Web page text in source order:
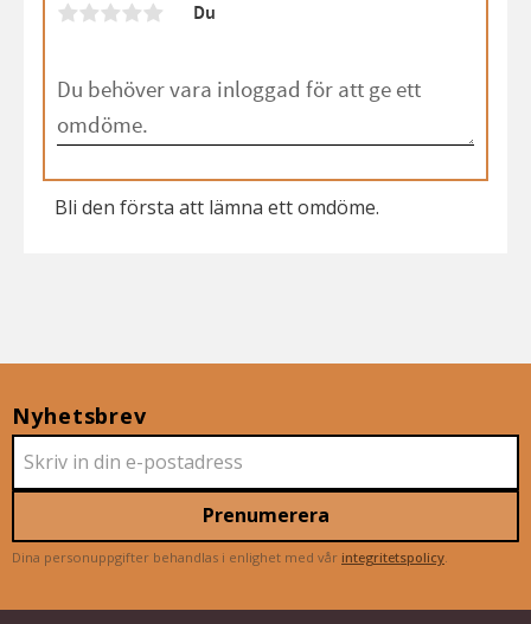
Du
Bli den första att lämna ett omdöme.
Nyhetsbrev
Prenumerera
Dina personuppgifter behandlas i enlighet med vår integritetspolicy